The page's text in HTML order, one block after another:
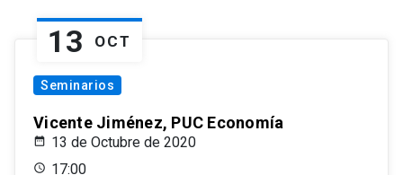
13 OCT
Seminarios
Vicente Jiménez, PUC Economía
13 de Octubre de 2020
17:00